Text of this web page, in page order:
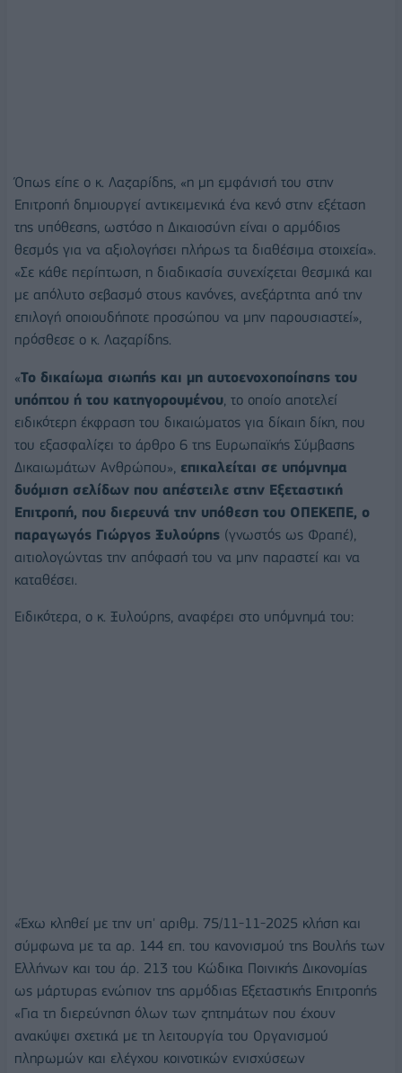
Όπως είπε ο κ. Λαζαρίδης, «η μη εμφάνισή του στην
Επιτροπή δημιουργεί αντικειμενικά ένα κενό στην εξέταση
της υπόθεσης, ωστόσο η Δικαιοσύνη είναι ο αρμόδιος
θεσμός για να αξιολογήσει πλήρως τα διαθέσιμα στοιχεία».
«Σε κάθε περίπτωση, η διαδικασία συνεχίζεται θεσμικά και
με απόλυτο σεβασμό στους κανόνες, ανεξάρτητα από την
επιλογή οποιουδήποτε προσώπου να μην παρουσιαστεί»,
πρόσθεσε ο κ. Λαζαρίδης.
«Το δικαίωμα σιωπής και μη αυτοενοχοποίησης του
υπόπτου ή του κατηγορουμένου , το οποίο αποτελεί
ειδικότερη έκφραση του δικαιώματος για δίκαιη δίκη, που
του εξασφαλίζει το άρθρο 6 της Ευρωπαϊκής Σύμβασης
Δικαιωμάτων Ανθρώπου», επικαλείται σε υπόμνημα
δυόμιση σελίδων που απέστειλε στην Εξεταστική
Επιτροπή, που διερευνά την υπόθεση του ΟΠΕΚΕΠΕ, ο
παραγωγός Γιώργος Ξυλούρης (γνωστός ως Φραπέ),
αιτιολογώντας την απόφασή του να μην παραστεί και να
καταθέσει.
Ειδικότερα, ο κ. Ξυλούρης, αναφέρει στο υπόμνημά του:
«Έχω κληθεί με την υπ' αριθμ. 75/11-11-2025 κλήση και
σύμφωνα με τα αρ. 144 επ. του κανονισμού της Βουλής των
Ελλήνων και του άρ. 213 του Κώδικα Ποινικής Δικονομίας
ως μάρτυρας ενώπιον της αρμόδιας Εξεταστικής Επιτροπής
«Για τη διερεύνηση όλων των ζητημάτων που έχουν
ανακύψει σχετικά με τη λειτουργία του Οργανισμού
πληρωμών και ελέγχου κοινοτικών ενισχύσεων